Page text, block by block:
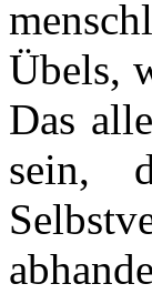
Übels,
Das
sein,